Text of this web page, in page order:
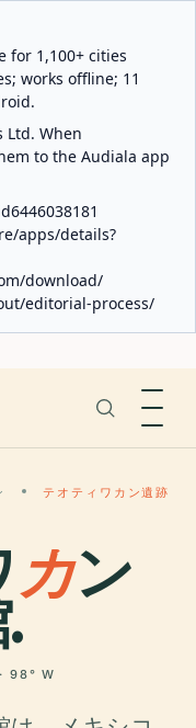
for 1,100+ cities
works offline; 11
Ltd. When
to the Audiala app
apps/details?
download/
editorial-process/
テオティワカン遺跡
カン
98° W